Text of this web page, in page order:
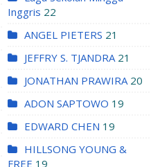
Inggris 22
ANGEL PIETERS 21
JEFFRY S. TJANDRA 21
JONATHAN PRAWIRA 20
ADON SAPTOWO 19
EDWARD CHEN 19
HILLSONG YOUNG &
FREE 19